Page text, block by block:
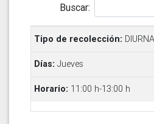
Buscar:
DIURNA
Jueves
11:00 h-13:00 h